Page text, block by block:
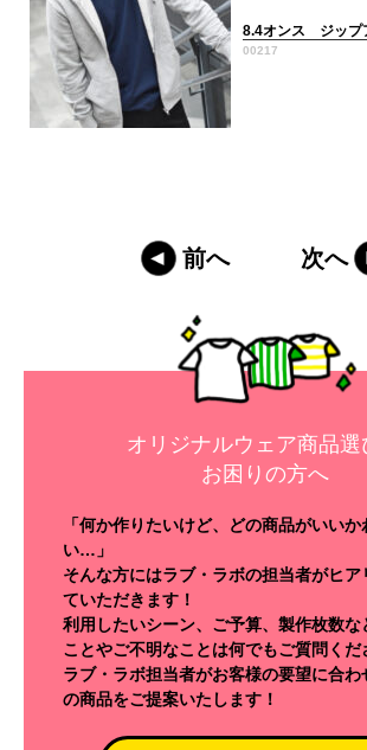
8.4オンス ジップ
00217
前へ 次へ
オリジナルウェア商品選
お困りの方へ
「何か作りたいけど、どの商品がいいか
い…」
そんな方にはラブ・ラボの担当者がヒア
ていただきます！
利用したいシーン、ご予算、製作枚数な
ことやご不明なことは何でもご質問くだ
ラブ・ラボ担当者がお客様の要望に合わ
の商品をご提案いたします！